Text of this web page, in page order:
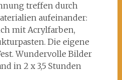
treffen durch
aufeinander:
mit Acrylfarben,
Die eigene
Wundervolle Bilder
in 2 x 3,5 Stunden